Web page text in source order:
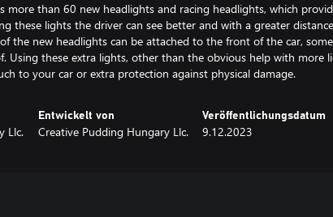
more than 60 new headlights and racing headlights, which
these lights the driver can see better and with a greater distance
the new headlights can be attached to the front of the car,
Using these extra lights, other than the obvious help with more
to your car or extra protection against physical damage.
Llc.
Entwickelt von
Creative Pudding Hungary Llc.
Veröffentlichungsdatum
9.12.2023